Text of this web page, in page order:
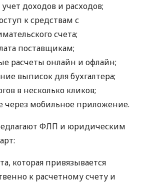
доходов и расходов;
к средствам с
счета;
поставщикам;
расчеты онлайн и офлайн;
выписок для бухгалтера;
в несколько кликов;
через мобильное приложение.
ФЛП и юридическим
которая привязывается
к расчетному счету и